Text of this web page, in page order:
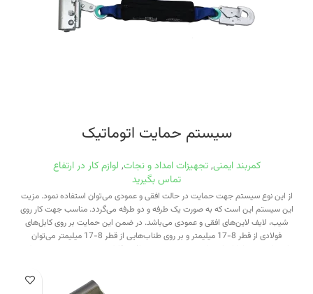
سیستم حمایت اتوماتیک
کمربند ایمنی, تجهیزات امداد و نجات, لوازم کار در ارتفاع
تماس بگیرید
از این نوع سیستم جهت حمایت در حالت افقی و عمودی می‌توان استفاده نمود. مزیت
این سیستم این است که به صورت یک طرفه و دو طرفه می‌گردد. مناسب جهت کار روی
شیب، لایف لاین‌های افقی و عمودی می‌باشد. در ضمن این حمایت بر روی کابل‌های
فولادی از قطر 8-17 میلیمتر و بر روی طناب‌هایی از قطر 8-17 میلیمتر می‌توان
سیستم بندکشی نجات می باشد. قابلیت نصب بر روی کابل طناب امکان استفاده بر